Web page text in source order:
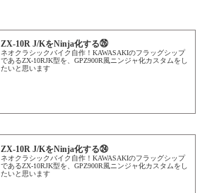
ZX-10R J/KをNinja化する㉖
ネオクラシックバイク自作！KAWASAKIのフラッグシップ
であるZX-10RJK型を、GPZ900R風ニンジャ化カスタムをし
たいと思います
ZX-10R J/KをNinja化する㉔
ネオクラシックバイク自作！KAWASAKIのフラッグシップ
であるZX-10RJK型を、GPZ900R風ニンジャ化カスタムをし
たいと思います